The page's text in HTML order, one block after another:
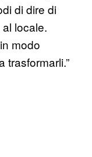
di dire di
locale.
modo
trasformarli.”